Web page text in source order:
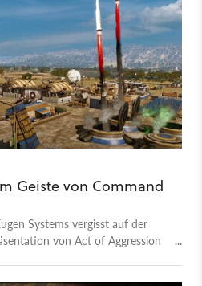
Geiste von Command
Systems vergisst auf der
von Act of Aggression